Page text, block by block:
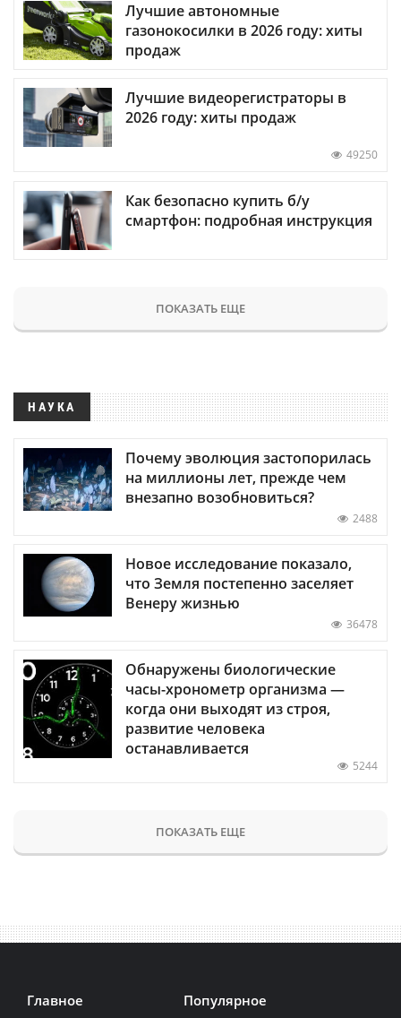
Лучшие автономные
газонокосилки в 2026 году: хиты
продаж
Лучшие видеорегистраторы в
2026 году: хиты продаж
49250
Как безопасно купить б/у
смартфон: подробная инструкция
ПОКАЗАТЬ ЕЩЕ
НАУКА
Почему эволюция застопорилась
на миллионы лет, прежде чем
внезапно возобновиться?
2488
Новое исследование показало,
что Земля постепенно заселяет
Венеру жизнью
36478
Обнаружены биологические
часы-хронометр организма —
когда они выходят из строя,
развитие человека
останавливается
5244
ПОКАЗАТЬ ЕЩЕ
Главное Популярное